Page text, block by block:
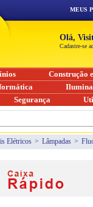
Elétricos > Lâmpadas >
MEUS
Olá,
Cadastre-se
Construção
Segurança